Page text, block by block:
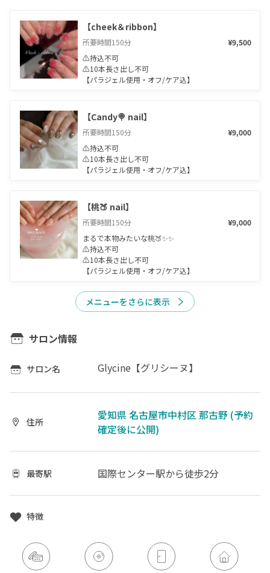
【cheek＆ribbon】
所要時間150分
¥9,500
⚠︎持込不可
⚠︎10本長さ出し不可
【パラジェル使用・オフ/ケア込】
【Candy🍭 nail】
所要時間150分
¥9,000
⚠︎持込不可
⚠︎10本長さ出し不可
【パラジェル使用・オフ/ケア込】
【桃🍑 nail】
所要時間150分
¥9,000
まるで本物みたいな桃🍑✨✨
⚠︎持込不可
⚠︎10本長さ出し不可
【パラジェル使用・オフ/ケア込】
メニューをさらに表示
サロン情報
サロン名 Glycine【グリシーヌ】
住所
愛知県 名古屋市中村区 那古野 (予約
確定後に公開)
最寄駅 国際センター駅から徒歩2分
特徴